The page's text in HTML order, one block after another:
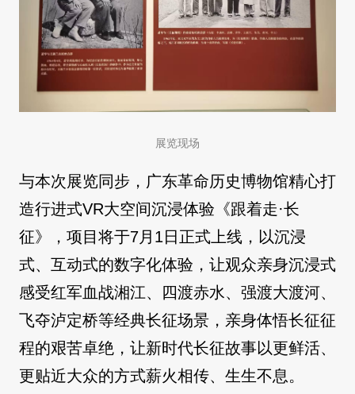
展览现场
与本次展览同步，广东革命历史博物馆精心打
造行进式VR大空间沉浸体验《跟着走·长
征》，项目将于7月1日正式上线，以沉浸
式、互动式的数字化体验，让观众亲身沉浸式
感受红军血战湘江、四渡赤水、强渡大渡河、
飞夺泸定桥等经典长征场景，亲身体悟长征征
程的艰苦卓绝，让新时代长征故事以更鲜活、
更贴近大众的方式薪火相传、生生不息。